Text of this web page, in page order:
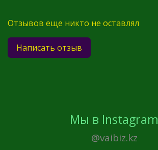
Отзывов еще никто не оставлял
Написать отзыв
Мы в Instagram
@vaibiz.kz